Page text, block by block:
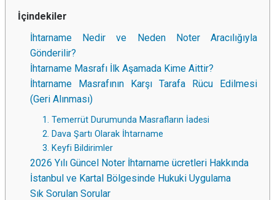
İçindekiler
İhtarname Nedir ve Neden Noter Aracılığıyla
Gönderilir?
İhtarname Masrafı İlk Aşamada Kime Aittir?
İhtarname Masrafının Karşı Tarafa Rücu Edilmesi
(Geri Alınması)
1. Temerrüt Durumunda Masrafların İadesi
2. Dava Şartı Olarak İhtarname
3. Keyfi Bildirimler
2026 Yılı Güncel Noter İhtarname ücretleri Hakkında
İstanbul ve Kartal Bölgesinde Hukuki Uygulama
Sık Sorulan Sorular